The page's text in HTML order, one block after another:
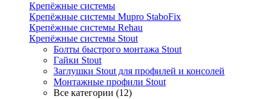
Крепёжные системы
Крепёжные системы Mupro StaboFix
Крепёжные системы Rehau
Крепёжные системы Stout
Болты быстрого монтажа Stout
Гайки Stout
Заглушки Stout для профилей и консолей
Монтажные профили Stout
Все категории (12)